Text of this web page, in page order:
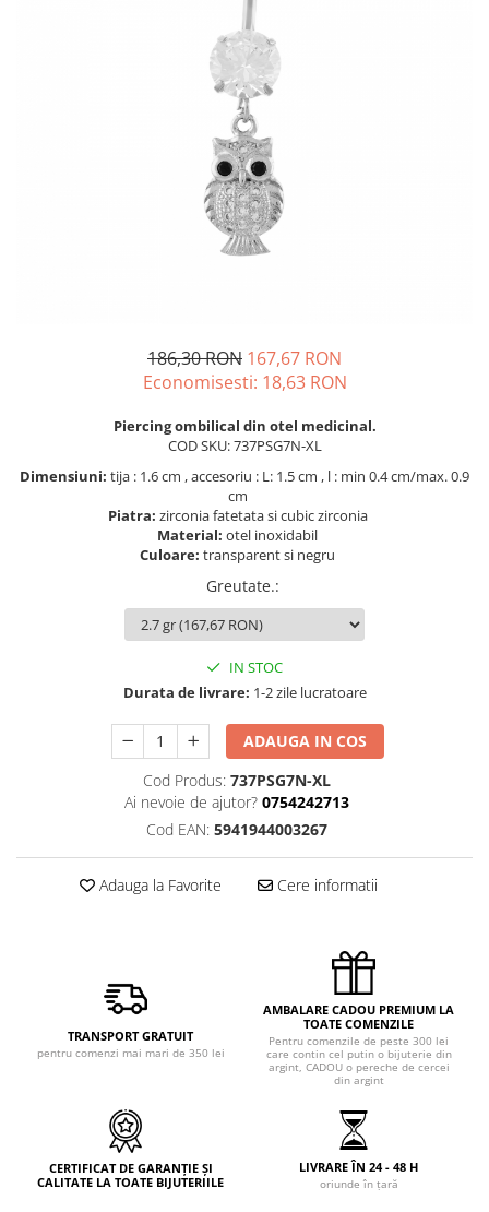
186,30 RON 167,67 RON
Economisesti: 18,63 RON
Piercing ombilical din otel medicinal.
COD SKU: 737PSG7N-XL
Dimensiuni: tija : 1.6 cm , accesoriu : L: 1.5 cm , l : min 0.4 cm/max. 0.9
cm
Piatra: zirconia fatetata si cubic zirconia
Material: otel inoxidabil
Culoare: transparent si negru
Greutate.:
IN STOC
Durata de livrare: 1-2 zile lucratoare
ADAUGA IN COS
Cod Produs: 737PSG7N-XL
Ai nevoie de ajutor? 0754242713
Cod EAN: 5941944003267
Adauga la Favorite Cere informatii
TRANSPORT GRATUIT
pentru comenzi mai mari de 350 lei
AMBALARE CADOU PREMIUM LA
TOATE COMENZILE
Pentru comenzile de peste 300 lei
care contin cel putin o bijuterie din
argint, CADOU o pereche de cercei
din argint
CERTIFICAT DE GARANȚIE ȘI
CALITATE LA TOATE BIJUTERIILE
LIVRARE ÎN 24 - 48 H
oriunde în țară